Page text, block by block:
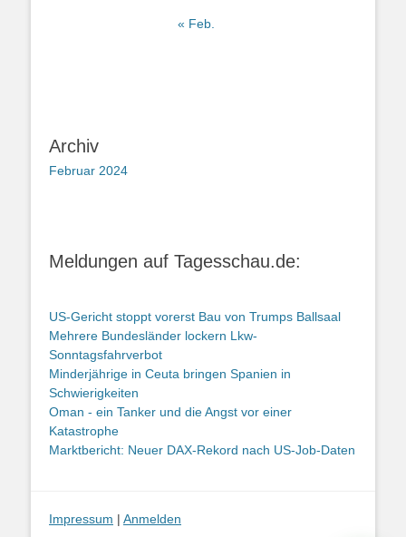
« Feb.
Archiv
Februar 2024
Meldungen auf Tagesschau.de:
US-Gericht stoppt vorerst Bau von Trumps Ballsaal
Mehrere Bundesländer lockern Lkw-
Sonntagsfahrverbot
Minderjährige in Ceuta bringen Spanien in
Schwierigkeiten
Oman - ein Tanker und die Angst vor einer
Katastrophe
Marktbericht: Neuer DAX-Rekord nach US-Job-Daten
Impressum | Anmelden